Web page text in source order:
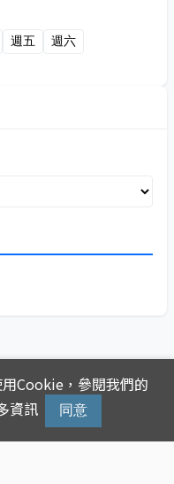
週五 週六
Cookie，參閱我們的
資訊 同意